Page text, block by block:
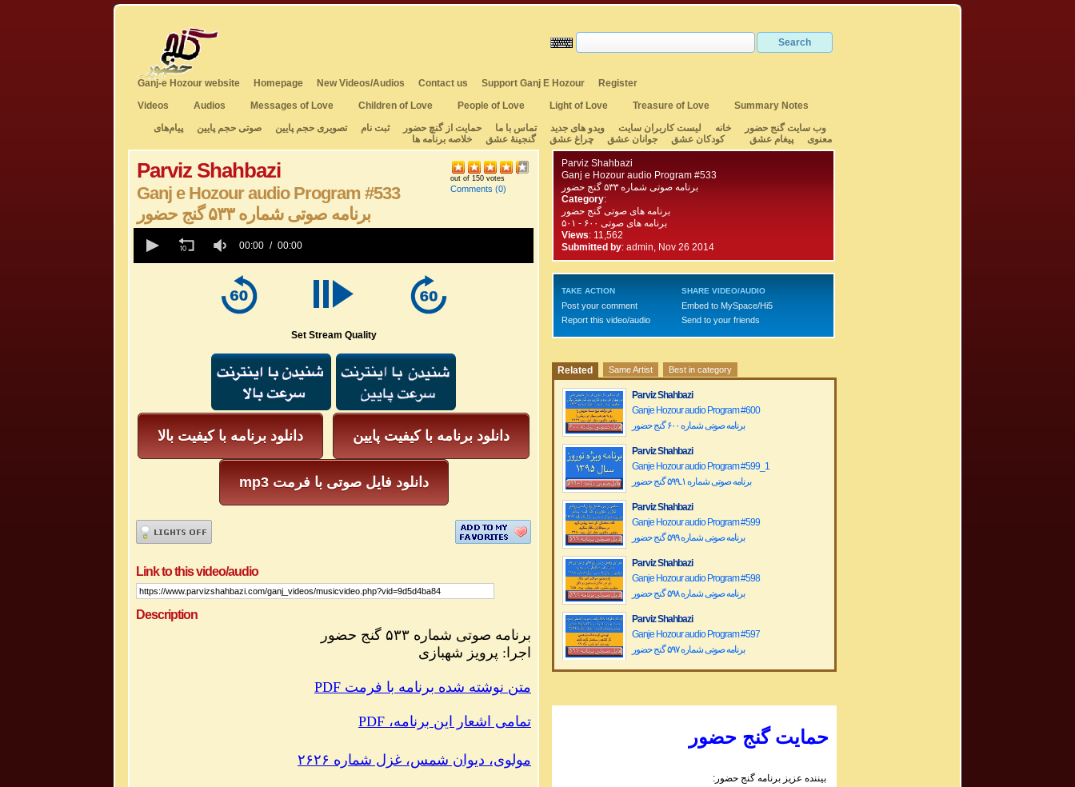
Ganj-e Hozour website Homepage New Videos/Audios Contact us Support Ganj E Hozour
Register
Videos
Audios Messages of Love Children of Love People of Love Light of Love Treasure of Love
Summary Notes
وب سایت گنج حضور
خانه لیست کاربران سایت ویدو های جدید تماس با ما حمایت از گنچ حضور ثبت نام تصویری حجم پایین صوتی حجم پایین
پیام‌های
معنوی
پیغام عشق کودکان عشق جوانان عشق چراغ عشق گنجینهٔ عشق خلاصه برنامه ها
Parviz Shahbazi
Ganj e Hozour audio Program #533
برنامه صوتی شماره ۵۳۳ گنج حضور
out of 150 votes
Comments (0)
seconds
00:00 00:00
Set Stream Quality
دانلود برنامه با کیفیت بالا دانلود برنامه با کیفیت پایین
mp3 دانلود فایل صوتی با فرمت
Link to this video/audio
Description
برنامه صوتی شماره ۵۳۳ گنج حضور
اجرا: پرویز شهبازی
PDF متن نوشته شده برنامه با فرمت
PDF ،تمامی اشعار این برنامه
مولوی، دیوان شمس، غزل شماره ۲۶۲۶
Parviz Shahbazi
Ganj e Hozour audio Program #533
برنامه صوتی شماره ۵۳۳ گنج حضور
Category:
برنامه های صوتی گنج حضور
برنامه های صوتی ۶۰۰ - ۵۰۱
Views: 11,562
Submitted by: admin, Nov 26 2014
TAKE ACTION
Post your comment
Report this video/audio
SHARE VIDEO/AUDIO
Embed to MySpace/Hi5
Send to your friends
Related Same Artist Best in category
Parviz Shahbazi
Ganje Hozour audio Program #600
برنامه صوتی شماره ۶۰۰ گنج حضور
Parviz Shahbazi
Ganje Hozour audio Program #599_1
برنامه صوتی شماره ۱ـ۵۹٩ گنج حضور
Parviz Shahbazi
Ganje Hozour audio Program #599
برنامه صوتی شماره ۵۹٩ گنج حضور
Parviz Shahbazi
Ganje Hozour audio Program #598
برنامه صوتی شماره ۵۹۸ گنج حضور
Parviz Shahbazi
Ganje Hozour audio Program #597
برنامه صوتی شماره ۵۹۷ گنج حضور
Parviz Shahbazi
برنامه صوتی شماره ۵۹۶ گنج حضور
Ganje Hozour audio Program #595
حمایت گنج حضور
بیننده عزیز برنامه گنج حضور: